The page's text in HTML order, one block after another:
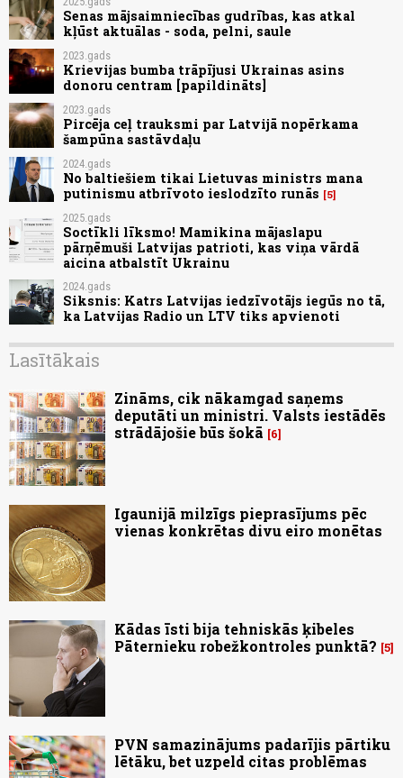
Senas mājsaimniecības gudrības, kas atkal
kļūst aktuālas - soda, pelni, saule
2023.gads
Krievijas bumba trāpījusi Ukrainas asins
donoru centram [papildināts]
2023.gads
Pircēja ceļ trauksmi par Latvijā nopērkama
šampūna sastāvdaļu
2024.gads
No baltiešiem tikai Lietuvas ministrs mana
putinismu atbrīvoto ieslodzīto runās
5
2025.gads
Soctīkli līksmo! Mamikina mājaslapu
pārņēmuši Latvijas patrioti, kas viņa vārdā
aicina atbalstīt Ukrainu
2024.gads
Siksnis: Katrs Latvijas iedzīvotājs iegūs no tā,
ka Latvijas Radio un LTV tiks apvienoti
Lasītākais
Zināms, cik nākamgad saņems
deputāti un ministri. Valsts iestādēs
strādājošie būs šokā
6
Igaunijā milzīgs pieprasījums pēc
vienas konkrētas divu eiro monētas
Kādas īsti bija tehniskās ķibeles
Pāternieku robežkontroles punktā? 5
PVN samazinājums padarījis pārtiku
lētāku, bet uzpeld citas problēmas